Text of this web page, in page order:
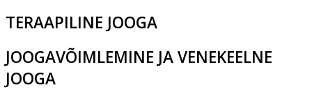
TERAAPILINE JOOGA
JOOGAVÕIMLEMINE JA VENEKEELNE
JOOGA